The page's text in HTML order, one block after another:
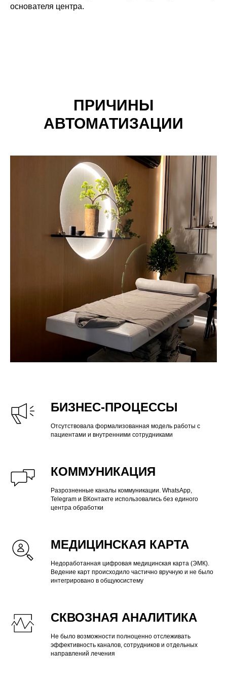
основателя центра.
ПРИЧИНЫ
АВТОМАТИЗАЦИИ
БИЗНЕС-ПРОЦЕССЫ
Отсутствовала формализованная модель работы с
пациентами и внутренними сотрудниками
КОММУНИКАЦИЯ
Разрозненные каналы коммуникации. WhatsApp,
Telegram и ВКонтакте использовались без единого
центра обработки
МЕДИЦИНСКАЯ КАРТА
Недоработанная цифровая медицинская карта (ЭМК).
Ведение карт происходило частично вручную и не было
интегрировано в общуюсистему
СКВОЗНАЯ АНАЛИТИКА
Не было возможности полноценно отслеживать
эффективность каналов, сотрудников и отдельных
направлений лечения